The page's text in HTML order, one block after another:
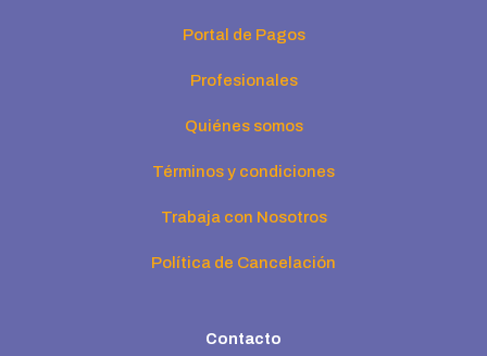
Portal de Pagos
Profesionales
Quiénes somos
Términos y condiciones
Trabaja con Nosotros
Política de Cancelación
Contacto